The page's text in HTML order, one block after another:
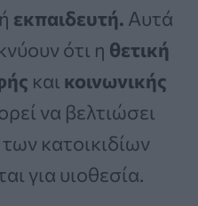
ή εκπαιδευτή. Αυτά
ότι η θετική
και κοινωνικής
να βελτιώσει
κατοικιδίων
για υιοθεσία.